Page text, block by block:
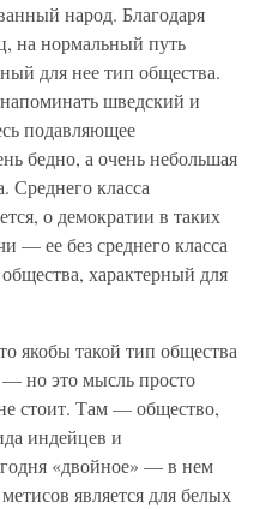
народ. Благодаря
на нормальный путь
для нее тип общества.
шведский и
подавляющее
бедно, а очень небольшая
Среднего класса
о демократии в таких
— ее без среднего класса
характерный для
якобы такой тип общества
— но это мысль просто
стоит. Там — общество,
индейцев и
«двойное» — в нем
является для белых